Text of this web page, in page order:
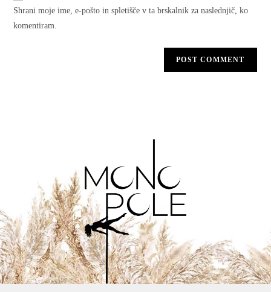
Shrani moje ime, e-pošto in spletišče v ta brskalnik za naslednjič, ko
komentiram.